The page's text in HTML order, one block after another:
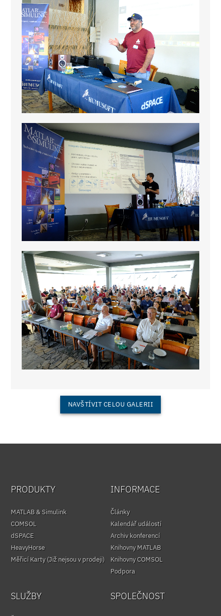
NAVŠTÍVIT CELOU GALERII
PRODUKTY
MATLAB & Simulink
COMSOL
dSPACE
HeavyHorse
Měřicí Karty (Již nejsou v prodeji)
INFORMACE
Články
Kalendář událostí
Archiv konferencí
Knihovny MATLAB
Knihovny COMSOL
Podpora
SLUŽBY SPOLEČNOST